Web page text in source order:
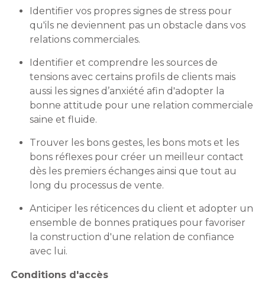
Identifier vos propres signes de stress pour
qu'ils ne deviennent pas un obstacle dans vos
relations commerciales.
Identifier et comprendre les sources de
tensions avec certains profils de clients mais
aussi les signes d’anxiété afin d'adopter la
bonne attitude pour une relation commerciale
saine et fluide.
Trouver les bons gestes, les bons mots et les
bons réflexes pour créer un meilleur contact
dès les premiers échanges ainsi que tout au
long du processus de vente.
Anticiper les réticences du client et adopter un
ensemble de bonnes pratiques pour favoriser
la construction d'une relation de confiance
avec lui.
Conditions d'accès